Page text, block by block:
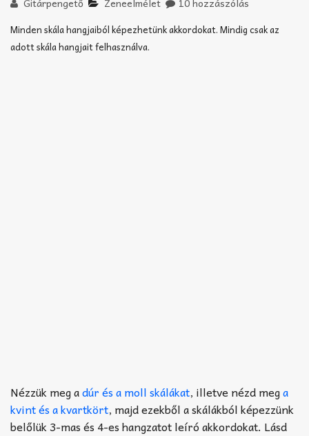
TABok
Minden skála hangjaiból képezhetünk akkordokat. Mindig csak az
adott skála hangjait felhasználva.
Nézzük meg adúr és a moll skálákat, illetve nézd mega
kvint és a kvartkört, majd ezekből a skálákból képezzünk
belőlük 3-mas és 4-es hangzatot leíró akkordokat. Lásd